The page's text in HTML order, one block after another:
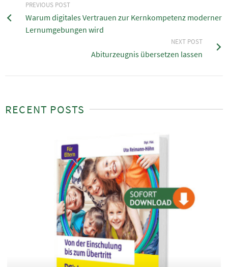
PREVIOUS POST
Warum digitales Vertrauen zur Kernkompetenz moderner
Lernumgebungen wird
NEXT POST
Abiturzeugnis übersetzen lassen
RECENT POSTS